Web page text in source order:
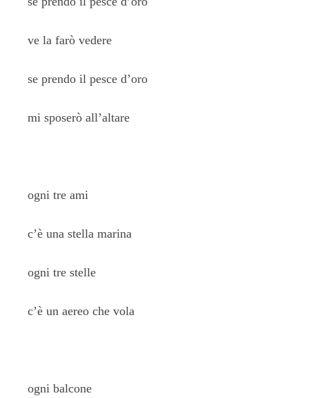
ve la farò vedere
se prendo il pesce d’oro
mi sposerò all’altare
ogni tre ami
c’è una stella marina
ogni tre stelle
c’è un aereo che vola
ogni balcone